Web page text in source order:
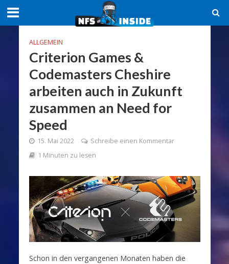
ALLGEMEIN
Criterion Games &
Codemasters Cheshire
arbeiten auch in Zukunft
zusammen an Need for
Speed
15. Mai 2022
Schreibe einen Kommentar
1 Minuten zu lesen
Schon in den vergangenen Monaten haben die